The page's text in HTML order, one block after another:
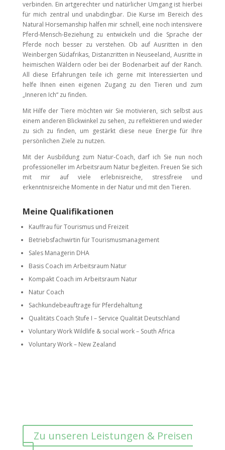
verbinden. Ein artgerechter und natürlicher Umgang ist hierbei
für mich zentral und unabdingbar. Die Kurse im Bereich des
Natural Horsemanship halfen mir schnell, eine noch intensivere
Pferd-Mensch-Beziehung zu entwickeln und die Sprache der
Pferde noch besser zu verstehen. Ob auf Ausritten in den
Weinbergen Südafrikas, Distanzritten in Neuseeland, Ausritte in
heimischen Wäldern oder bei der Bodenarbeit auf der Ranch.
All diese Erfahrungen teile ich gerne mit Interessierten und
helfe Ihnen einen eigenen Zugang zu den Tieren und zum
„Inneren Ich“ zu finden.
Mit Hilfe der Tiere möchten wir Sie motivieren, sich selbst aus
einem anderen Blickwinkel zu sehen, zu reflektieren und wieder
zu sich zu finden, um gestärkt diese neue Energie für Ihre
persönlichen Ziele zu nutzen.
Mit der Ausbildung zum Natur-Coach, darf ich Sie nun noch
professioneller im Arbeitsraum Natur begleiten. Freuen Sie sich
mit mir auf viele erlebnisreiche, stressfreie und
erkenntnisreiche Momente in der Natur und mit den Tieren.
Meine Qualifikationen
Kauffrau für Tourismus und Freizeit
Betriebsfachwirtin für Tourismusmanagement
Sales Managerin DHA
Basis Coach im Arbeitsraum Natur
Kompakt Coach im Arbeitsraum Natur
Natur Coach
Sachkundebeauftrage für Pferdehaltung
Qualitäts Coach Stufe I – Service Qualität Deutschland
Voluntary Work Wildlife & social work – South Africa
Voluntary Work – New Zealand
Zu unseren Leistungen & Preisen